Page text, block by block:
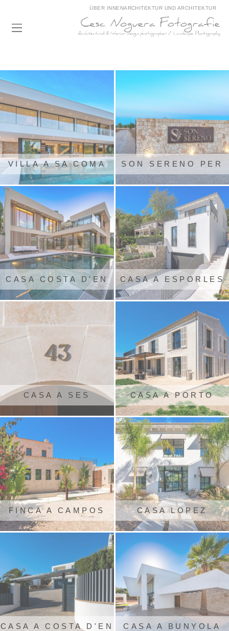
ÜBER INNENARCHITEKTUR UND ARCHITEKTUR
VILLA A SA COMA
PROJECTE
ASSETTA
SON SERENO PER
EDIFICACIONS
ESPONTÀS
CASA COSTA D'EN
BLANES PROJECTE
ASSETTA
CASA A ESPORLES
CASA A SES
SALINES
CASA A PORTO
COLOM
FINCA A CAMPOS CASA LOPEZ
ARQUITECTURA
CASA A COSTA D'EN CASA A BUNYOLA